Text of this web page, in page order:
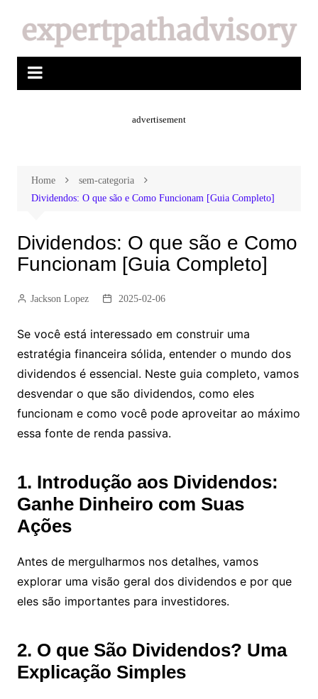
advertisement
Home
sem-categoria
Dividendos: O que são e Como Funcionam [Guia Completo]
Dividendos: O que são e Como
Funcionam [Guia Completo]
Jackson Lopez 2025-02-06
Se você está interessado em construir uma
estratégia financeira sólida, entender o mundo dos
dividendos é essencial. Neste guia completo, vamos
desvendar o que são dividendos, como eles
funcionam e como você pode aproveitar ao máximo
essa fonte de renda passiva.
1. Introdução aos Dividendos:
Ganhe Dinheiro com Suas
Ações
Antes de mergulharmos nos detalhes, vamos
explorar uma visão geral dos dividendos e por que
eles são importantes para investidores.
2. O que São Dividendos? Uma
Explicação Simples